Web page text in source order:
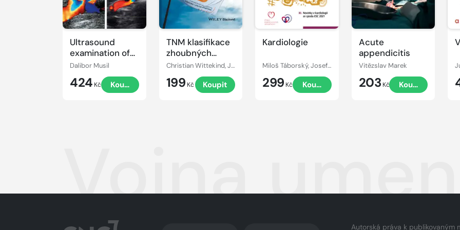
Ultrasound
examination of
the lower limbs
Dalibor Musil
424 Kč Koupit
TNM klasifikace
zhoubných
novotvarů
Christian Wittekind, James D. Brierley, Mary K. Gospodarowicz
199 Kč Koupit
Kardiologie
Miloš Táborský, Josef Kautzner, Aleš Linhart
299 Kč Koupit
Acute
appendicitis
Vitězslav Marek
203 Kč Koupit
Vojna
Autorská práva k publikovaným